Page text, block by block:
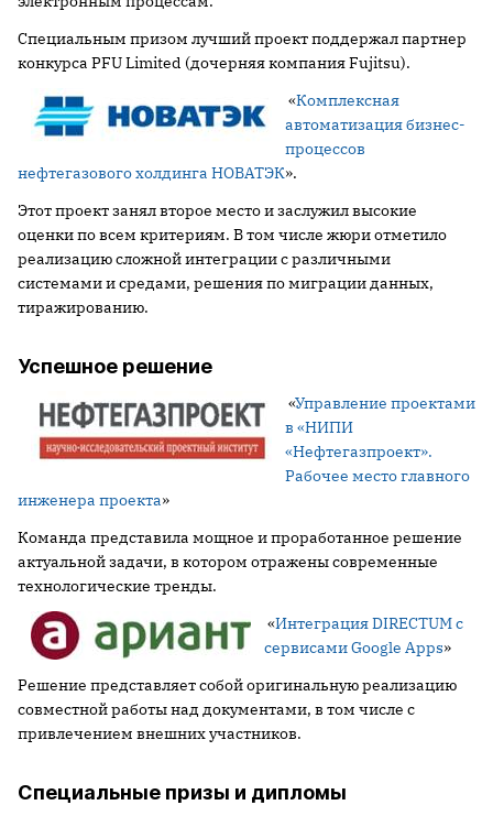
Специальным призом лучший проект поддержал партнер
конкурса PFU Limited (дочерняя компания Fujitsu).
«Комплексная
автоматизация бизнес-
процессов
нефтегазового холдинга НОВАТЭК».
Этот проект занял второе место и заслужил высокие
оценки по всем критериям. В том числе жюри отметило
реализацию сложной интеграции с различными
системами и средами, решения по миграции данных,
тиражированию.
Успешное решение
«Управление проектами
в «НИПИ
«Нефтегазпроект».
Рабочее место главного
инженера проекта»
Команда представила мощное и проработанное решение
актуальной задачи, в котором отражены современные
технологические тренды.
«Интеграция DIRECTUM c
сервисами Google Apps»
Решение представляет собой оригинальную реализацию
совместной работы над документами, в том числе с
привлечением внешних участников.
Специальные призы и дипломы